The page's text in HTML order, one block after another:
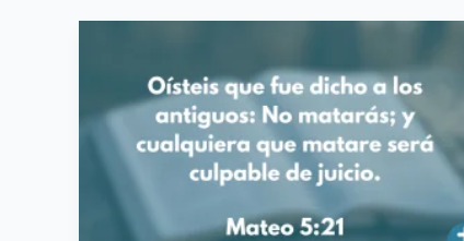
la
Dios